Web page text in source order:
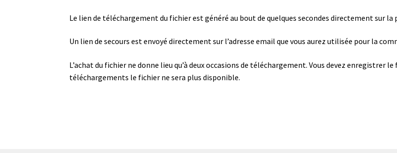
Le lien de téléchargement du fichier est généré au bout de quelques secondes directement sur la
Un lien de secours est envoyé directement sur l’adresse email que vous aurez utilisée pour la
L’achat du fichier ne donne lieu qu’à deux occasions de téléchargement. Vous devez enregistrer
téléchargements le fichier ne sera plus disponible.